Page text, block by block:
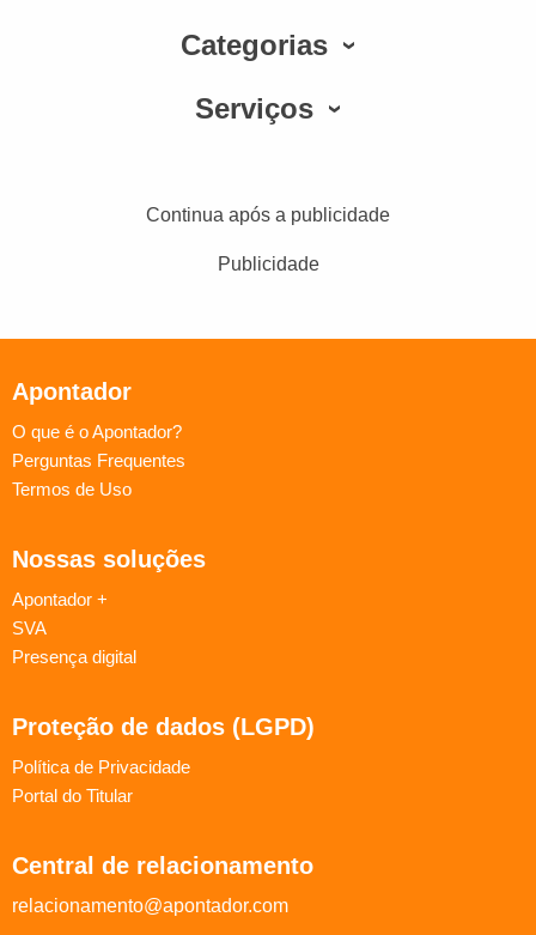
Categorias
Serviços
Continua após a publicidade
Publicidade
Apontador
O que é o Apontador?
Perguntas Frequentes
Termos de Uso
Nossas soluções
Apontador +
SVA
Presença digital
Proteção de dados (LGPD)
Política de Privacidade
Portal do Titular
Central de relacionamento
relacionamento@apontador.com